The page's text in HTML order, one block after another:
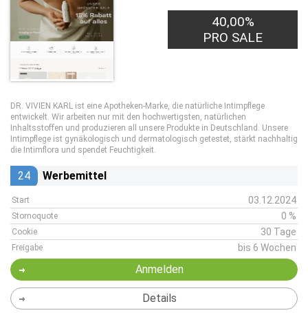
40,00%
PRO SALE
DR. VIVIEN KARL ist eine Apotheken-Marke, die natürliche Intimpflege
entwickelt. Wir arbeiten nur mit den hochwertigsten, natürlichen
Inhaltsstoffen und produzieren all unsere Produkte in Deutschland. Unsere
Intimpflege ist gynäkologisch und dermatologisch getestet, stärkt nachhaltig
die Intimflora und spendet Feuchtigkeit.
24 Werbemittel
Start 03.12.2024
Stornoquote 0 %
Cookie 30 Tage
Freigabe bis 6 Wochen
Anmelden
Details